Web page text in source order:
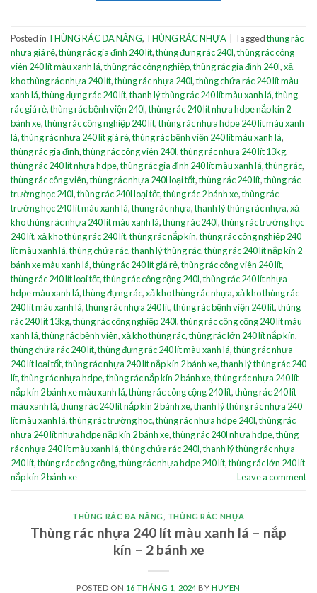
Posted in THÙNG RÁC ĐA NĂNG, THÙNG RÁC NHỰA Taggedthùng rác
nhựa giá rẻ,thùng rác gia đình 240 lít,thùng đựng rác 240l,thùng rác công
viên 240 lít màu xanh lá,thùng rác công nghiệp,thùng rác gia đình 240l,xả
kho thùng rác nhựa 240 lít,thùng rác nhựa 240l,thùng chứa rác 240 lít màu
xanh lá,thùng đựng rác 240 lít,thanh lý thùng rác 240 lít màu xanh lá,thùng
rác giá rẻ,thùng rác bệnh viện 240l,thùng rác 240 lít nhựa hdpe nắp kín 2
bánh xe,thùng rác công nghiệp 240 lít,thùng rác nhựa hdpe 240 lít màu xanh
lá,thùng rác nhựa 240 lít giá rẻ,thùng rác bệnh viện 240 lít màu xanh lá,
thùng rác gia đình,thùng rác công viên 240l,thùng rác nhựa 240 lít 13kg,
thùng rác 240 lít nhựa hdpe,thùng rác gia đình 240 lít màu xanh lá,thùng rác,
thùng rác công viên,thùng rác nhựa 240l loại tốt,thùng rác 240 lít,thùng rác
trường học 240l,thùng rác 240l loại tốt,thùng rác 2 bánh xe,thùng rác
trường học 240 lít màu xanh lá,thùng rác nhựa,thanh lý thùng rác nhựa,xả
kho thùng rác nhựa 240 lít màu xanh lá,thùng rác 240l,thùng rác trường học
240 lít,xả kho thùng rác 240 lít,thùng rác nắp kín,thùng rác công nghiệp 240
lít màu xanh lá,thùng chứa rác,thanh lý thùng rác,thùng rác 240 lít nắp kín 2
bánh xe màu xanh lá,thùng rác 240 lít giá rẻ,thùng rác công viên 240 lít,
thùng rác 240 lít loại tốt,thùng rác công cộng 240l,thùng rác 240 lít nhựa
hdpe màu xanh lá,thùng đựng rác,xả kho thùng rác nhựa,xả kho thùng rác
240 lít màu xanh lá,thùng rác nhựa 240 lít,thùng rác bệnh viện 240 lít,thùng
rác 240 lít 13kg,thùng rác công nghiệp 240l,thùng rác công cộng 240 lít màu
xanh lá,thùng rác bệnh viện,xả kho thùng rác,thùng rác lớn 240 lít nắp kín,
thùng chứa rác 240 lít,thùng đựng rác 240 lít màu xanh lá,thùng rác nhựa
240 lít loại tốt,thùng rác nhựa 240 lít nắp kín 2 bánh xe,thanh lý thùng rác 240
lít,thùng rác nhựa hdpe,thùng rác nắp kín 2 bánh xe,thùng rác nhựa 240 lít
nắp kín 2 bánh xe màu xanh lá,thùng rác công cộng 240 lít,thùng rác 240 lít
màu xanh lá,thùng rác 240 lít nắp kín 2 bánh xe,thanh lý thùng rác nhựa 240
lít màu xanh lá,thùng rác trường học,thùng rác nhựa hdpe 240l,thùng rác
nhựa 240 lít nhựa hdpe nắp kín 2 bánh xe,thùng rác 240l nhựa hdpe,thùng
rác nhựa 240 lít màu xanh lá,thùng chứa rác 240l,thanh lý thùng rác nhựa
240 lít,thùng rác công cộng,thùng rác nhựa hdpe 240 lít,thùng rác lớn 240 lít
nắp kín 2 bánh xe
Leave a comment
THÙNG RÁC ĐA NĂNG THÙNG RÁC NHỰA
Thùng rác nhựa 240 lít màu xanh lá – nắp
kín – 2 bánh xe
POSTED ON 16 THÁNG 1, 2024BY HUYEN